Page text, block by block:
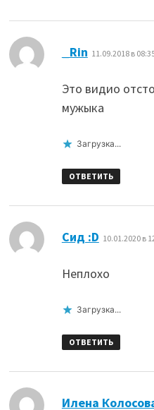
_Rin 11.09.2018 в
Это видио
мужыка
Загрузка...
ОТВЕТИТЬ
Сид :D 10.01.2020 в
Неплохо
Загрузка...
ОТВЕТИТЬ
Илена